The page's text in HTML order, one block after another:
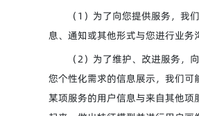
（1）为了向您提供服务，我
息、通知或其他形式与您进行业务
（2）为了维护、改进服务，
您个性化需求的信息展示，我们可
某项服务的用户信息与来自其他项